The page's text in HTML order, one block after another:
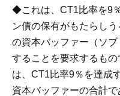
◆これは、CT1比率を9
ン債の保有がもたらし
の資本バッファー（ソ
することを要求するも
は、CT1比率9％を達成
資本バッファーの合計